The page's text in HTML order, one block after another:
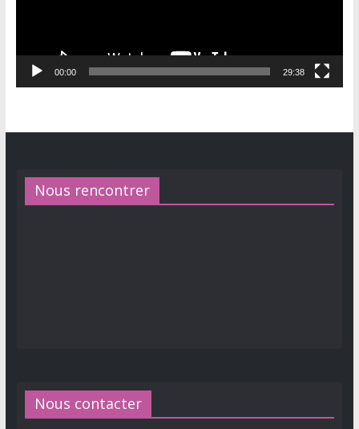
00:00 29:38
Nous rencontrer
Nous contacter